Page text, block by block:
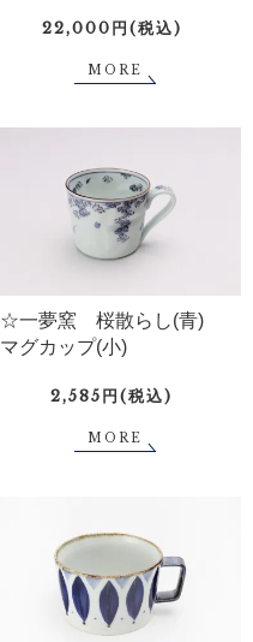
22,000円(税込)
MORE
☆一夢窯 桜散らし(青)
マグカップ(小)
2,585円(税込)
MORE